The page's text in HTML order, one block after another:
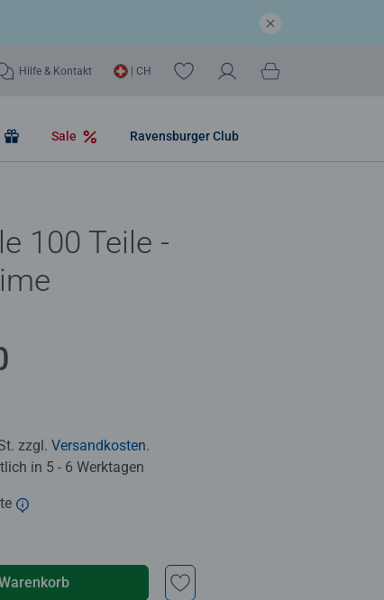
Hilfe & Kontakt | CH
Sale Ravensburger Club
100 Teile -
zzgl. Versandkosten.
in 5 - 6 Werktagen